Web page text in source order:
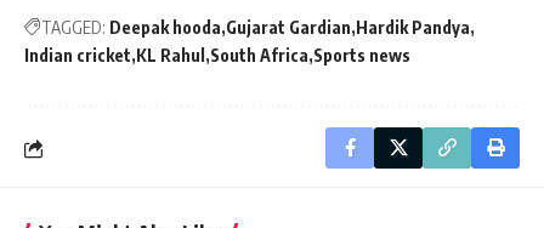
TAGGED: Deepak hooda Gujarat Gardian Hardik Pandya
Indian cricket KL Rahul South Africa Sports news